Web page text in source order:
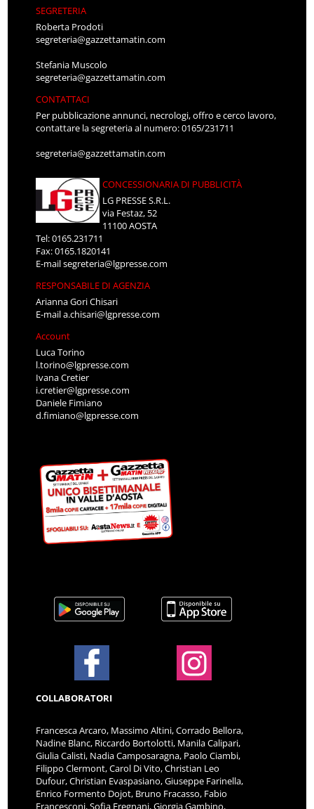
SEGRETERIA
Roberta Prodoti
segreteria@gazzettamatin.com
Stefania Muscolo
segreteria@gazzettamatin.com
CONTATTACI
Per pubblicazione annunci, necrologi, offro e cerco lavoro,
contattare la segreteria al numero: 0165/231711
segreteria@gazzettamatin.com
CONCESSIONARIA DI PUBBLICITÀ
LG PRESSE S.R.L.
via Festaz, 52
11100 AOSTA
Tel: 0165.231711
Fax: 0165.1820141
E-mailsegreteria@lgpresse.com
RESPONSABILE DI AGENZIA
Arianna Gori Chisari
E-maila.chisari@lgpresse.com
Account
Luca Torino
l.torino@lgpresse.com
Ivana Cretier
i.cretier@lgpresse.com
Daniele Fimiano
d.fimiano@lgpresse.com
COLLABORATORI
Francesca Arcaro, Massimo Altini, Corrado Bellora,
Nadine Blanc, Riccardo Bortolotti, Manila Calipari,
Giulia Calisti, Nadia Camposaragna, Paolo Ciambi,
Filippo Clermont, Carol Di Vito, Christian Leo
Dufour, Christian Evaspasiano, Giuseppe Farinella,
Enrico Formento Dojot, Bruno Fracasso, Fabio
Francesconi, Sofia Fregnani, Giorgia Gambino,